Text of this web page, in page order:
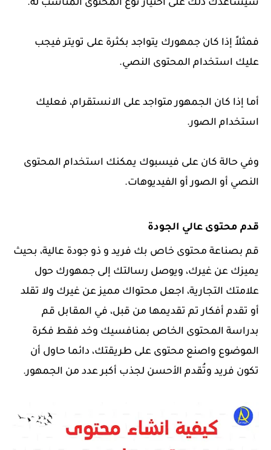
سيساعدك ذلك على اختيار نوع المحتوى المناسب له.
فمثلاً إذا كان جمهورك يتواجد بكثرة على تويتر فيجب
عليك استخدام المحتوى النصي.
أما إذا كان الجمهور متواجد على الانستقرام، فعليك
استخدام الصور.
وفي حالة كان على فيسبوك يمكنك استخدام المحتوى
النصي أو الصور أو الفيديوهات.
قدم محتوى عالي الجودة
قم بصناعة محتوى خاص بك فريد و ذو جودة عالية، بحيث
يميزك عن غيرك، ويوصل رسالتك إلى جمهورك حول
علامتك التجارية، اجعل محتواك مميز عن غيرك ولا تقلد
أو تقدم أفكار تم تقديمها من قبل، في المقابل قم
بدراسة المحتوى الخاص بمنافسيك وخد فقط فكرة
الموضوع واصنع محتوى على طريقتك، دائما حاول أن
تكون فريد وتُقدم الأحسن لجذب أكبر عدد من الجمهور.